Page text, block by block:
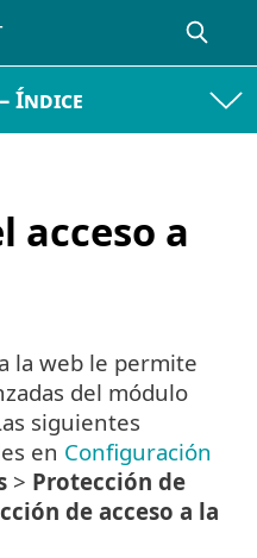
Índice
acceso a
la web le permite
del módulo
siguientes
en Configuración
> Protección de
de acceso a la